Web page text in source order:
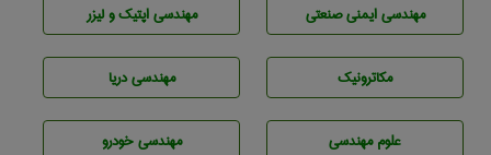
مهندسی ایمنی صنعتی مهندسی اپتیک و لیزر
مکاترونیک مهندسی دریا
علوم مهندسی مهندسی خودرو